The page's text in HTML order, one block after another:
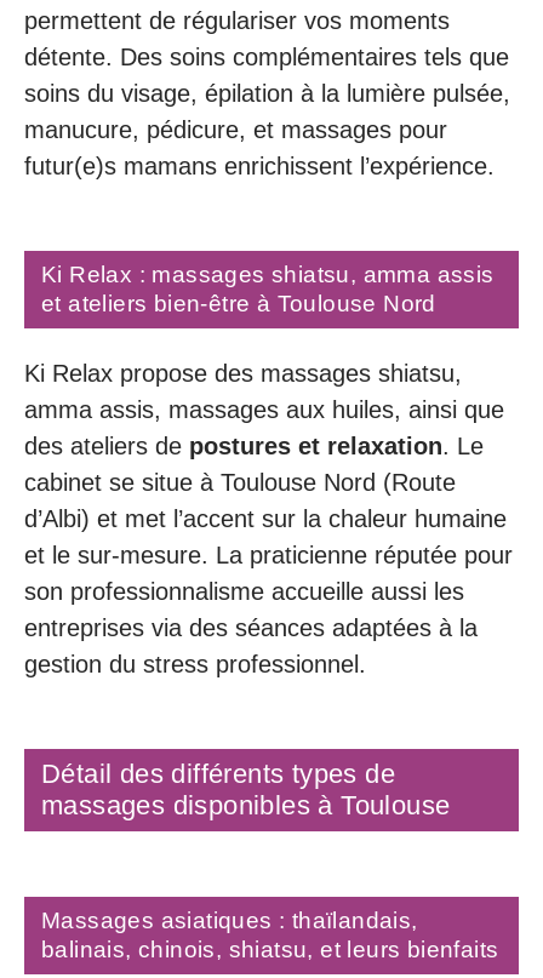
permettent de régulariser vos moments
détente. Des soins complémentaires tels que
soins du visage, épilation à la lumière pulsée,
manucure, pédicure, et massages pour
futur(e)s mamans enrichissent l’expérience.
Ki Relax : massages shiatsu, amma assis
et ateliers bien-être à Toulouse Nord
Ki Relax propose des massages shiatsu,
amma assis, massages aux huiles, ainsi que
des ateliers de postures et relaxation. Le
cabinet se situe à Toulouse Nord (Route
d’Albi) et met l’accent sur la chaleur humaine
et le sur-mesure. La praticienne réputée pour
son professionnalisme accueille aussi les
entreprises via des séances adaptées à la
gestion du stress professionnel.
Détail des différents types de
massages disponibles à Toulouse
Massages asiatiques : thaïlandais,
balinais, chinois, shiatsu, et leurs bienfaits